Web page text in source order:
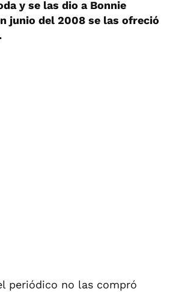
y se las dio a Bonnie
junio del 2008 se las ofreció
periódico no las compró